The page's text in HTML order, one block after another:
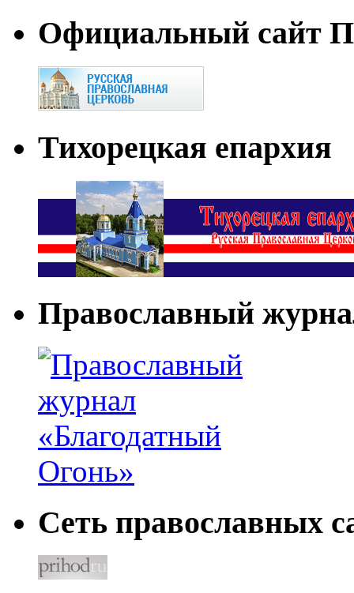
Официальный сайт
Тихорецкая епархия
Православный
Сеть православных